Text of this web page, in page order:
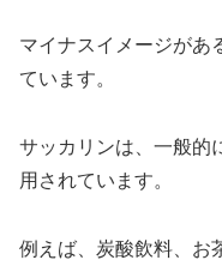
マイナスイメージがあ
ています。
サッカリンは、一般的
用されています。
例えば、炭酸飲料、お